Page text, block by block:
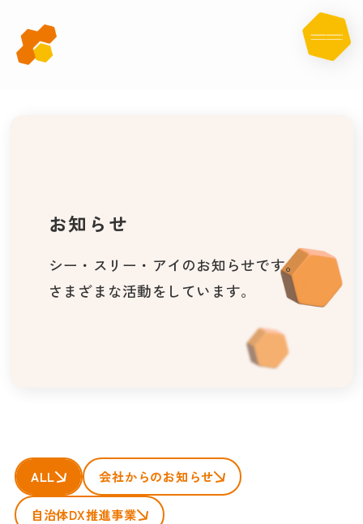
お知らせ
お知 ら せ
シー・スリー・アイのお知らせです。
さまざまな活動をしています。
ALL 会社からのお知らせ
自治体DX推進事業